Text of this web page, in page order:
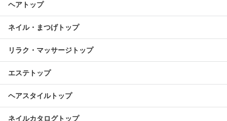
ヘアトップ
ネイル・まつげトップ
リラク・マッサージトップ
エステトップ
ヘアスタイルトップ
ネイルカタログトップ